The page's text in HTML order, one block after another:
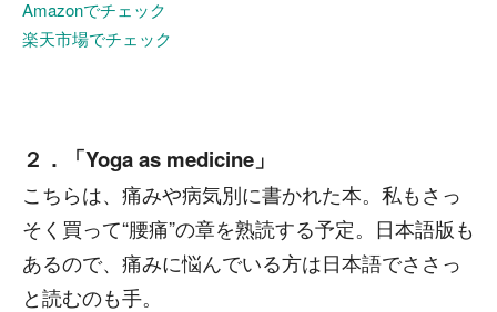
Amazonでチェック
楽天市場でチェック
２．「Yoga as medicine」
こちらは、痛みや病気別に書かれた本。私もさっ
そく買って“腰痛”の章を熟読する予定。日本語版も
あるので、痛みに悩んでいる方は日本語でささっ
と読むのも手。